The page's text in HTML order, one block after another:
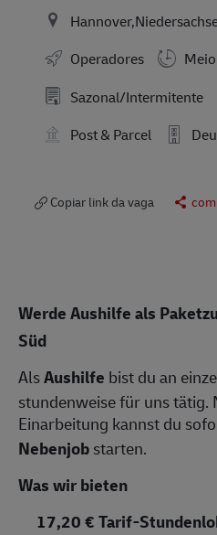
Operadores
Sazonal/Intermitente
Post & Parcel
Copiar link da vaga
Werde Aushilfe als
Süd
AlsAushilfe bist du an
stundenweise für uns tätig.
Einarbeitung kannst du
Nebenjobstarten.
Was wir bieten
17,20 € Tarif-